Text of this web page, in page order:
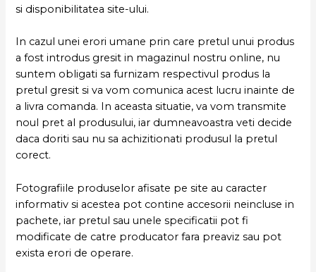
si disponibilitatea site-ului.
In cazul unei erori umane prin care pretul unui produs
a fost introdus gresit in magazinul nostru online, nu
suntem obligati sa furnizam respectivul produs la
pretul gresit si va vom comunica acest lucru inainte de
a livra comanda. In aceasta situatie, va vom transmite
noul pret al produsului, iar dumneavoastra veti decide
daca doriti sau nu sa achizitionati produsul la pretul
corect.
Fotografiile produselor afisate pe site au caracter
informativ si acestea pot contine accesorii neincluse in
pachete, iar pretul sau unele specificatii pot fi
modificate de catre producator fara preaviz sau pot
exista erori de operare.